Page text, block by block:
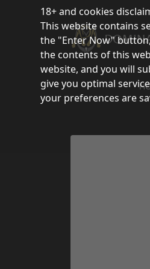
18+ and cookies
This website contains
the "Enter Now"
the contents of this
website, and you will
give you optimal
your preferences are